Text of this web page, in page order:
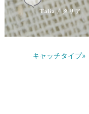
キャッチタイプ»